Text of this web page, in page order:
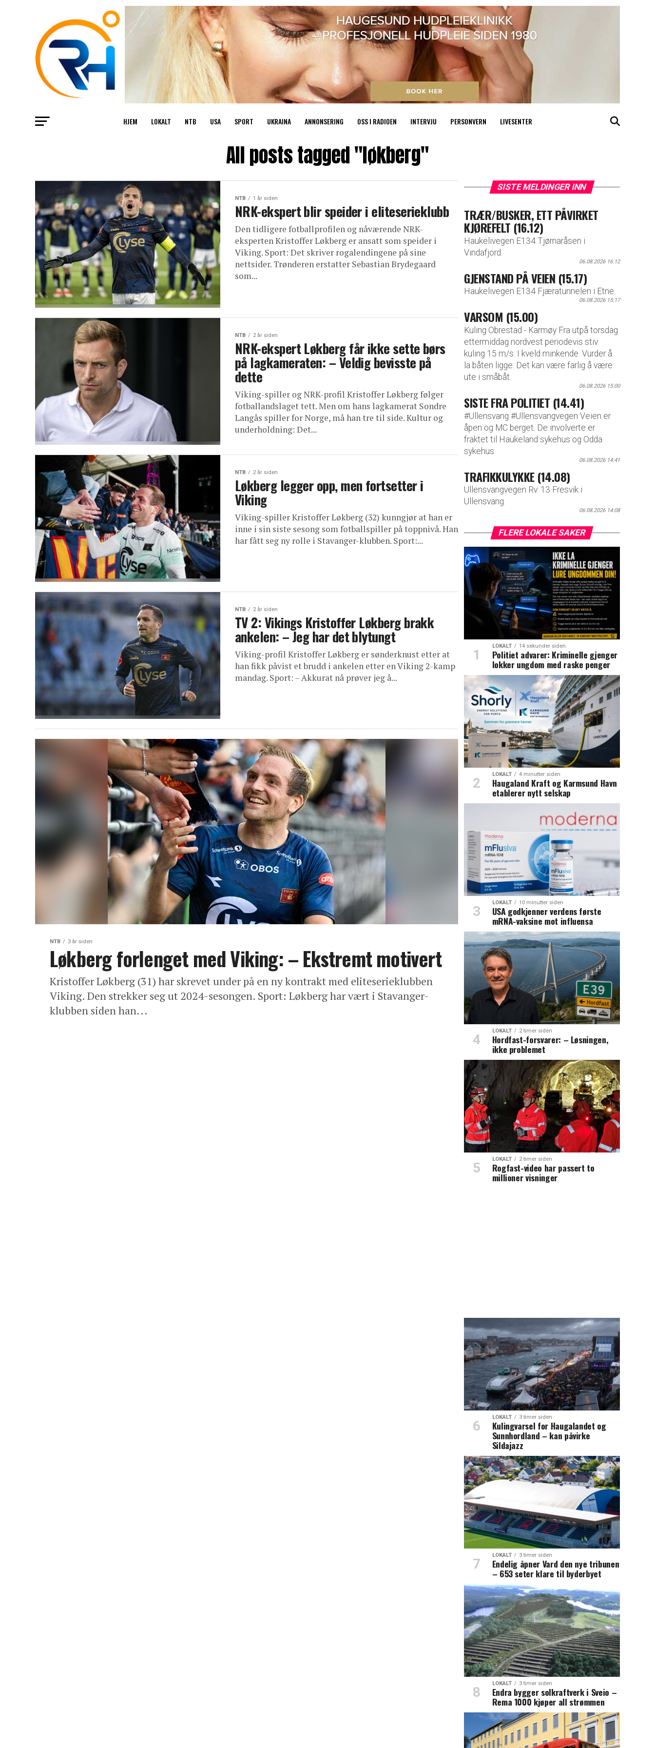
HJEM LOKALT NTB USA SPORT UKRAINA ANNONSERING OSS I RADIOEN INTERVJU PERSONVERN LIVESENTER
All posts tagged "løkberg"
NTB 1 år siden
NRK-ekspert blir speider i eliteserieklubb
Den tidligere fotballprofilen og nåværende NRK-
eksperten Kristoffer Løkberg er ansatt som speider i
Viking. Sport: Det skriver rogalendingene på sine
nettsider. Trønderen erstatter Sebastian Brydegaard
som...
NTB 2 år siden
NRK-ekspert Løkberg får ikke sette børs
på lagkameraten: – Veldig bevisste på
dette
Viking-spiller og NRK-profil Kristoffer Løkberg følger
fotballandslaget tett. Men om hans lagkamerat Sondre
Langås spiller for Norge, må han tre til side. Kultur og
underholdning: Det...
NTB 2 år siden
Løkberg legger opp, men fortsetter i
Viking
Viking-spiller Kristoffer Løkberg (32) kunngjør at han er
inne i sin siste sesong som fotballspiller på toppnivå. Han
har fått seg ny rolle i Stavanger-klubben. Sport:...
NTB 2 år siden
TV 2: Vikings Kristoffer Løkberg brakk
ankelen: – Jeg har det blytungt
Viking-profil Kristoffer Løkberg er sønderknust etter at
han fikk påvist et brudd i ankelen etter en Viking 2-kamp
mandag. Sport: – Akkurat nå prøver jeg å...
NTB 3 år siden
Løkberg forlenget med Viking: – Ekstremt motivert
Kristoffer Løkberg (31) har skrevet under på en ny kontrakt med eliteserieklubben
Viking. Den strekker seg ut 2024-sesongen. Sport: Løkberg har vært i Stavanger-
klubben siden han...
SISTE MELDINGER INN
TRÆR/BUSKER, ETT PÅVIRKET
KJØREFELT (16.12)
Haukelivegen E134 Tjørnaråsen i
Vindafjord.
06.08.2026 16:12
GJENSTAND PÅ VEIEN (15.17)
Haukelivegen E134 Fjæratunnelen i Etne.
06.08.2026 15:17
VARSOM (15.00)
Kuling Obrestad - Karmøy Fra utpå torsdag
ettermiddag nordvest periodevis stiv
kuling 15 m/s. I kveld minkende. Vurder å
la båten ligge: Det kan være farlig å være
ute i småbåt.
06.08.2026 15:00
SISTE FRA POLITIET (14.41)
#Ullensvang #Ullensvangvegen Veien er
åpen og MC berget. De involverte er
fraktet til Haukeland sykehus og Odda
sykehus.
06.08.2026 14:41
TRAFIKKULYKKE (14.08)
Ullensvangvegen Rv. 13 Fresvik i
Ullensvang.
06.08.2026 14:08
FLERE LOKALE SAKER
LOKALT 14 sekunder siden
Politiet advarer: Kriminelle gjenger
lokker ungdom med raske penger
LOKALT 4 minutter siden
Haugaland Kraft og Karmsund Havn
etablerer nytt selskap
LOKALT 10 minutter siden
USA godkjenner verdens første
mRNA-vaksine mot influensa
LOKALT 2 timer siden
Hordfast-forsvarer: – Løsningen,
ikke problemet
LOKALT 2 timer siden
Rogfast-video har passert to
millioner visninger
LOKALT 3 timer siden
Kulingvarsel for Haugalandet og
Sunnhordland – kan påvirke
Sildajazz
LOKALT 3 timer siden
Endelig åpner Vard den nye tribunen
– 653 seter klare til byderbyet
LOKALT 3 timer siden
Endra bygger solkraftverk i Sveio –
Rema 1000 kjøper all strømmen